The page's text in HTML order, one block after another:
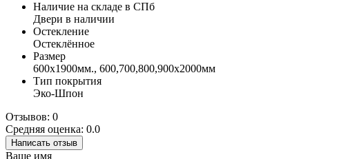
Наличие на складе в СПб
Двери в наличии
Остекление
Остеклённое
Размер
600x1900мм., 600,700,800,900х2000мм
Тип покрытия
Эко-Шпон
Отзывов: 0
Средняя оценка: 0.0
Написать отзыв
Ваше имя